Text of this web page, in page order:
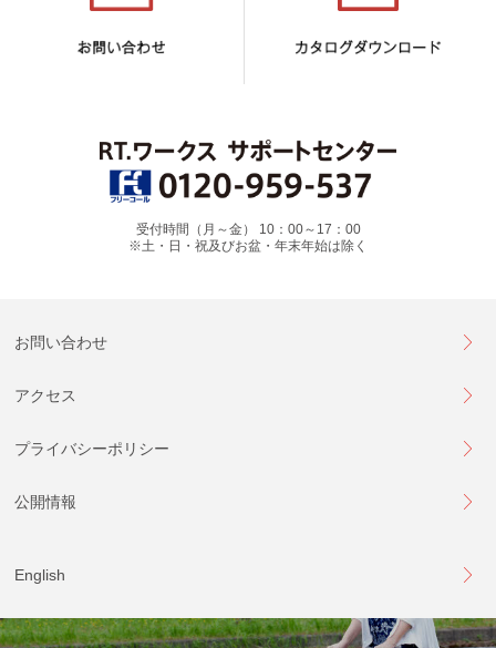
受付時間（月～金） 10：00～17：00
※土・日・祝及びお盆・年末年始は除く
お問い合わせ
アクセス
プライバシーポリシー
公開情報
English